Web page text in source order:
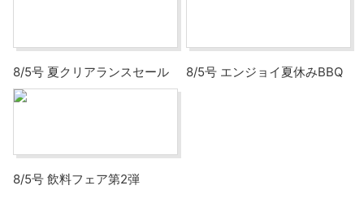
8/5号 夏クリアランスセール 8/5号 エンジョイ夏休みBBQ
8/5号 飲料フェア第2弾